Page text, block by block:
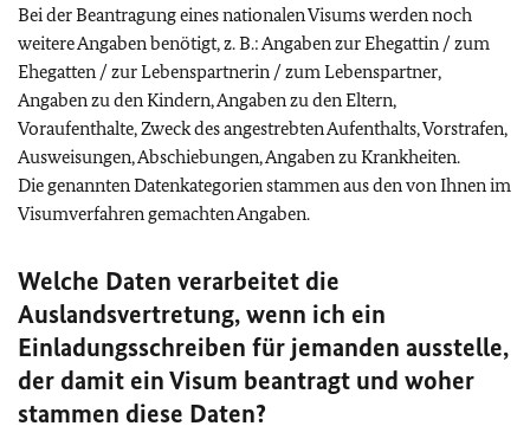
Bei der Beantragung eines nationalen Visums werden noch
weitere Angaben benötigt, z. B.: Angaben zur Ehegattin / zum
Ehegatten / zur Lebenspartnerin / zum Lebenspartner,
Angaben zu den Kindern, Angaben zu den Eltern,
Voraufenthalte, Zweck des angestrebten Aufenthalts, Vorstrafen,
Ausweisungen, Abschiebungen, Angaben zu Krankheiten.
Die genannten Datenkategorien stammen aus den von Ihnen im
Visumverfahren gemachten Angaben.
Welche Daten verarbeitet die
Auslandsvertretung, wenn ich ein
Einladungsschreiben für jemanden ausstelle,
der damit ein Visum beantragt und woher
stammen diese Daten?